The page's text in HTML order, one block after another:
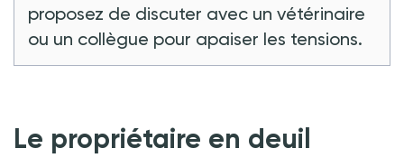
proposez de discuter avec un vétérinaire
ou un collègue pour apaiser les tensions.
Le propriétaire en deuil